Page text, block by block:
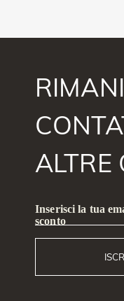
ALTRE
Inserisci la tua
sconto